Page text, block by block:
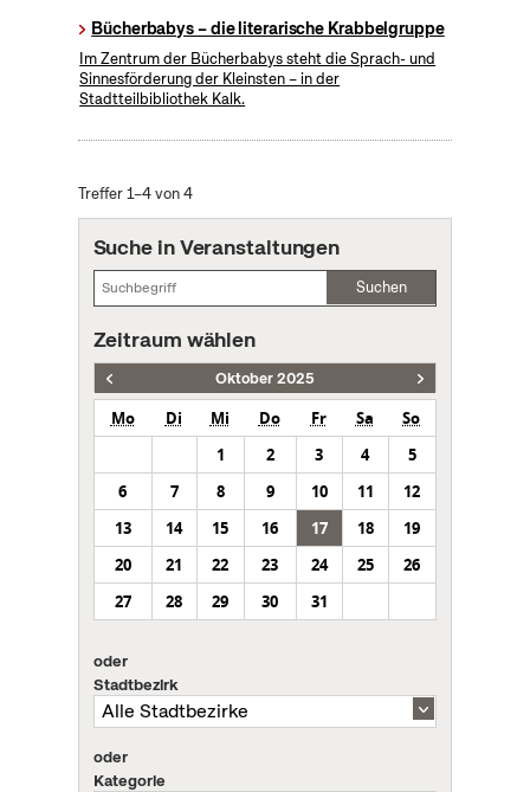
Bücherbabys – die literarische Krabbelgruppe
Im Zentrum der Bücherbabys steht die Sprach- und
Sinnesförderung der Kleinsten – in der
Stadtteilbibliothek Kalk.
Treffer 1–4 von 4
Suche in Veranstaltungen
Suchen
Zeitraum wählen
Oktober 2025
Mo Di Mi Do Fr Sa
So
1
2 3 4
5
6
7 8 9 10 11
12
13
14 15 16 17 18
19
20
21 22 23 24 25
26
27
28 29 30 31
oder
Stadtbezirk
oder
Kategorie